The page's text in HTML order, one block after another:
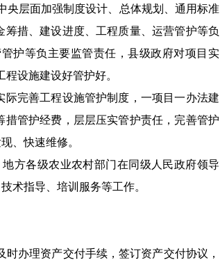
央层面加强制度设计、总体规划、通用标准
措、建设进度、工程质量、运营管护等负
护等负主要监管责任，县级政府对项目实
设施建设好管护好。
完善工程设施管护制度，一项目一办法建
管护经费，层层压实管护责任，完善管护
、快速维修。
地方各级农业农村部门在同级人民政府领导
术指导、培训服务等工作。
时办理资产交付手续，签订资产交付协议，